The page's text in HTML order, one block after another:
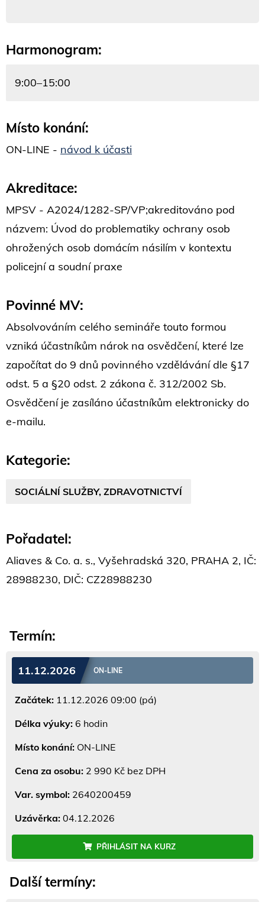
Harmonogram:
9:00–15:00
Místo konání:
ON-LINE - návod k účasti
Akreditace:
MPSV - A2024/1282-SP/VP;akreditováno pod
názvem: Úvod do problematiky ochrany osob
ohrožených osob domácím násilím v kontextu
policejní a soudní praxe
Povinné MV:
Absolvováním celého semináře touto formou
vzniká účastníkům nárok na osvědčení, které lze
započítat do 9 dnů povinného vzdělávání dle §17
odst. 5 a §20 odst. 2 zákona č. 312/2002 Sb.
Osvědčení je zasíláno účastníkům elektronicky do
e-mailu.
Kategorie:
SOCIÁLNÍ SLUŽBY, ZDRAVOTNICTVÍ
Pořadatel:
Aliaves & Co. a. s., Vyšehradská 320, PRAHA 2, IČ:
28988230, DIČ: CZ28988230
Termín:
11.12.2026 ON-LINE
Začátek: 11.12.2026 09:00 (pá)
Délka výuky: 6 hodin
Místo konání: ON-LINE
Cena za osobu: 2 990 Kč bez DPH
Var. symbol: 2640200459
Uzávěrka: 04.12.2026
PŘIHLÁSIT NA KURZ
Další termíny: